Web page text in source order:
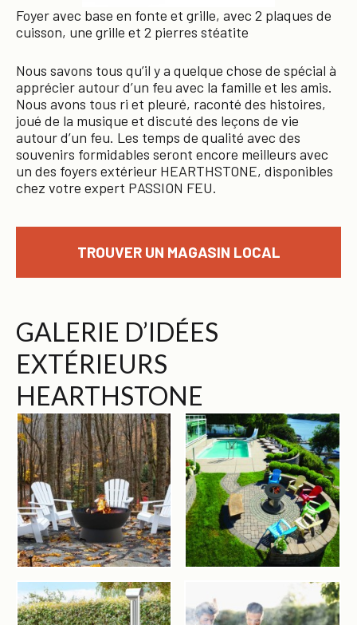
Foyer avec base en fonte et grille, avec 2 plaques de
cuisson, une grille et 2 pierres stéatite
Nous savons tous qu’il y a quelque chose de spécial à
apprécier autour d’un feu avec la famille et les amis.
Nous avons tous ri et pleuré, raconté des histoires,
joué de la musique et discuté des leçons de vie
autour d’un feu. Les temps de qualité avec des
souvenirs formidables seront encore meilleurs avec
un des foyers extérieur HEARTHSTONE, disponibles
chez votre expert PASSION FEU.
TROUVER UN MAGASIN LOCAL
GALERIE D’IDÉES
EXTÉRIEURS
HEARTHSTONE